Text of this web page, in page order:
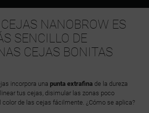
NANOBROW ES
SENCILLO DE
CEJAS BONITAS
incorpora una punta extrafina de la dureza
tus cejas, disimular las zonas poco
color de las cejas fácilmente. ¿Cómo se aplica?